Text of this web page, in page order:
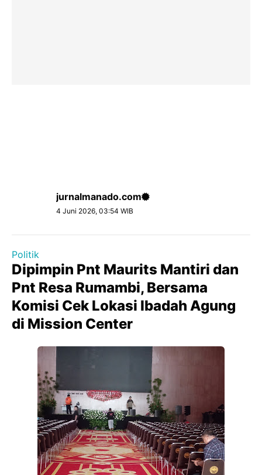
jurnalmanado.com
4 Juni 2026, 03:54 WIB
Politik
Dipimpin Pnt Maurits Mantiri dan
Pnt Resa Rumambi, Bersama
Komisi Cek Lokasi lbadah Agung
di Mission Center